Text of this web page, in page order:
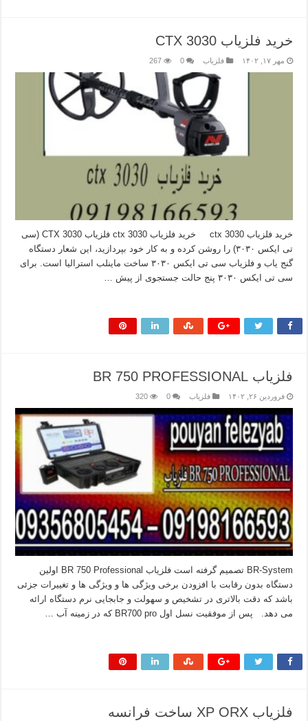
خرید فلزیاب CTX 3030
مهر ۱۷, ۱۴۰۲ فلزیاب 0
267
خرید فلزیاب ctx 3030 خرید فلزیاب ctx 3030 فلزیاب CTX 3030 (سی
تی ایکس ۳۰۳۰) را روشن کرده و به کار خود بپردازید، این شعار دستگاه
گنج یاب و فلزیاب سی تی ایکس ۳۰۳۰ ساخت ماینلب استرالیا است. برای
سی تی ایکس ۳۰۳۰ پنج حالت جستجوی از پیش …
فلزیاب BR 750 PROFESSIONAL
فروردین ۲۶, ۱۴۰۲ فلزیاب 0
320
BR-System تصمیم گرفته است فلزیاب BR 750 Professional اولین
دستگاه بدون رقابت با افزودن برخی ویژگی ها و ویژگی ها و تغییرات جزئی
باشد که دقت بالاتری در تشخیص و سهولت و جابجایی نرم دستگاه ارائه
می دهد. پس از موفقیت نسل اول BR700 pro که در زمینه آب …
فلزیاب XP ORX ساخت فرانسه